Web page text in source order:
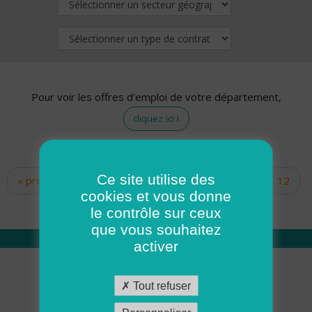
Pour voir les offres d'emploi de votre département,
cliquez ici !
Pages
« premier ‹ précédent … 10
12
14 15 16 17
Qui sommes nous
Académie ADMR
Ce site utilise des
cookies et vous donne
le contrôle sur ceux
que vous souhaitez
activer
Tout refuser